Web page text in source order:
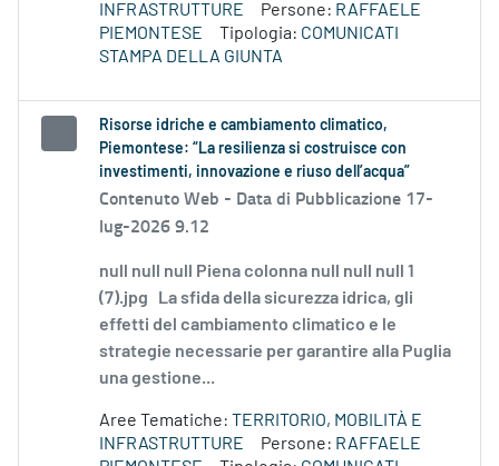
INFRASTRUTTURE
Persone: RAFFAELE
PIEMONTESE
Tipologia: COMUNICATI
STAMPA DELLA GIUNTA
Risorse idriche e cambiamento climatico,
Piemontese: “La resilienza si costruisce con
investimenti, innovazione e riuso dell’acqua”
Contenuto Web - Data di Pubblicazione 17-
lug-2026 9.12
null null null Piena colonna null null null 1
(7).jpg La sfida della sicurezza idrica, gli
effetti del cambiamento climatico e le
strategie necessarie per garantire alla Puglia
una gestione...
Aree Tematiche: TERRITORIO, MOBILITÀ E
INFRASTRUTTURE
Persone: RAFFAELE